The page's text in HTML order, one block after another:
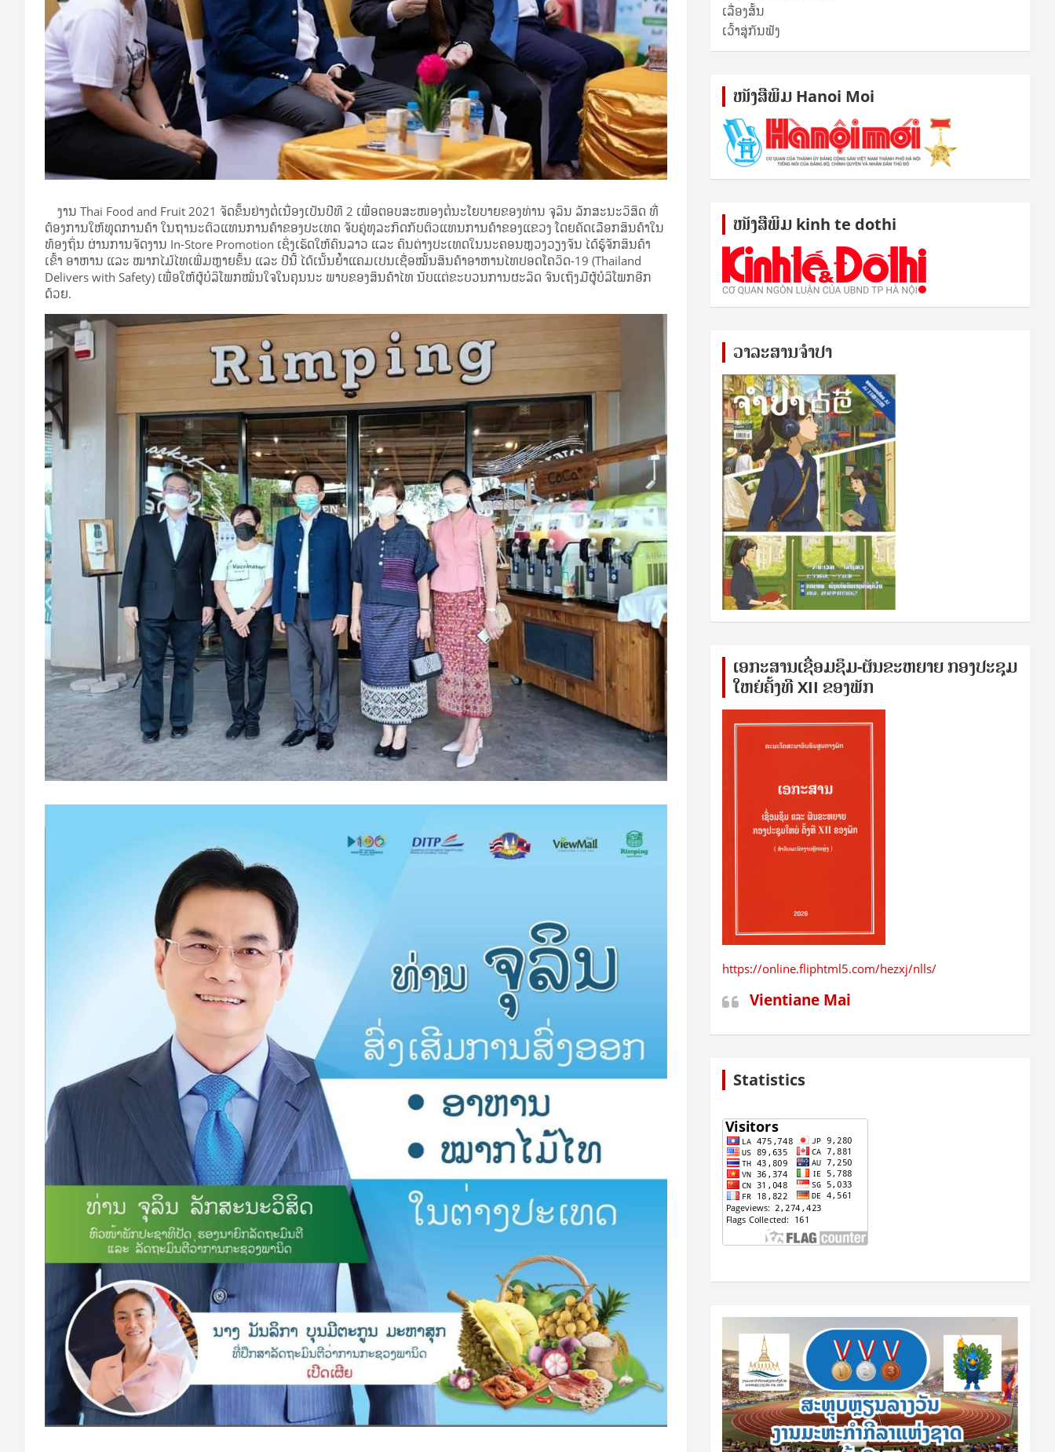
ງານ Thai Food and Fruit 2021 ຈັດຂຶ້ນຢ່າງຕໍ່ເນື່ອງເປັນປີທີ 2 ເພື່ອຕອບສະໜອງຕໍ່ນະໂຍບາຍຂອງທ່ານ ຈຸລິນ ລັກສະນະວິສິດ ທີ່
ຕ້ອງການໃຫ້ທູດການຄ້າ ໃນຖານະຕົວແທນການຄ້າຂອງປະເທດ ຈັບຄູ່ທຸລະກິດກັບຕົວແທນການຄ້າຂອງແຂວງ ໂດຍຄັດເລືອກສິນຄ້າໃນ
ທ້ອງຖິ່ນ ຜ່ານການຈັດງານ In-Store Promotion ເຊິ່ງເຮັດໃຫ້ຄົນລາວ ແລະ ຄົນຕ່າງປະເທດໃນນະຄອນຫຼວງວຽງຈັນ ໄດ້ຮູ້ຈັກສິນຄ້າ
ເຂົ້າ ອາຫານ ແລະ ໝາກໄມ້ໄທເພີ່ມຫຼາຍຂຶ້ນ ແລະ ປີນີ້ ໄດ້ເນັ້ນຍ້ຳແຄມເປນເຊື່ອໝັ້ນສິນຄ້າອາຫານໄທປອດໂຄວິດ-19 (Thailand
Delivers with Safety) ເພື່ອໃຫ້ຜູ້ບໍລິໂພກໝັ່ນໃຈໃນຄຸນນະ ພາບຂອງສິນຄ້າໄທ ນັບແຕ່ຂະບວນການຜະລິດ ຈົນເຖິງມືຜູ້ບໍລິໂພກອີກ
ດ້ວຍ.
ເລື່ອງສັ້ນ
ເວົ້າສູ່ກັນຟັງ
ໜັງ​ສື​ພິມ Hanoi Moi
ໜັງ​ສື​ພິມ kinh te dothi
ວາລະສານຈຳປາ
ເອກ​ະ​ສານ​ເຊ​ື່ອມ​ຊ​ຶມ-ຜັນ​ຂະ​ຫ​ຍາຍ ກອງ​ປະ​ຊຸມ​
ໃຫຍ່​ຄັ້ງ​ທີ XII ຂອງ​ພັກ
https://online.fliphtml5.com/hezxj/nlls/
Vientiane Mai
Statistics